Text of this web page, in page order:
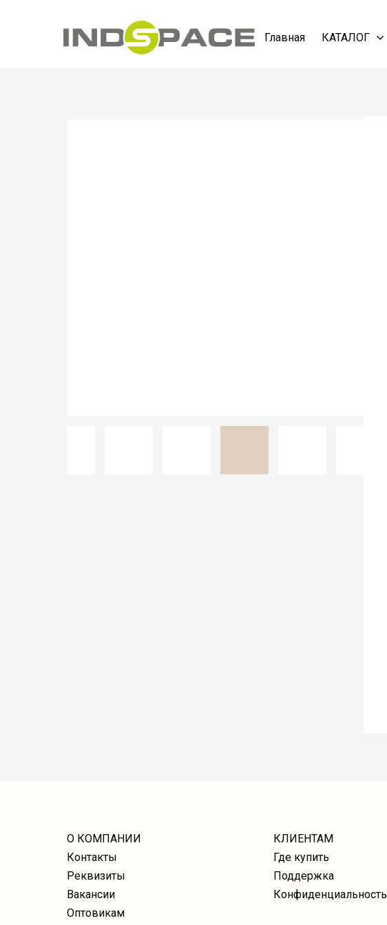
Главная КАТАЛОГ
О КОМПАНИИ
Контакты
Реквизиты
Вакансии
Оптовикам
КЛИЕНТАМ
Где купить
Поддержка
Конфиденциальность